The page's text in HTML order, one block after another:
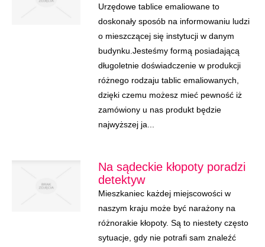
Urzędowe tablice emaliowane to
doskonały sposób na informowaniu ludzi
o mieszczącej się instytucji w danym
budynku.Jesteśmy formą posiadającą
długoletnie doświadczenie w produkcji
różnego rodzaju tablic emaliowanych,
dzięki czemu możesz mieć pewność iż
zamówiony u nas produkt będzie
najwyższej ja...
Na sądeckie kłopoty poradzi
detektyw
Mieszkaniec każdej miejscowości w
naszym kraju może być narażony na
różnorakie kłopoty. Są to niestety często
sytuacje, gdy nie potrafi sam znaleźć